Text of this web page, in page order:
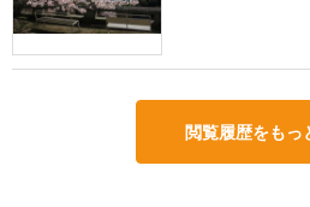
閲覧履歴をもっ